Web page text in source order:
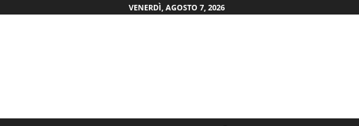
VENERDÌ, AGOSTO 7, 2026